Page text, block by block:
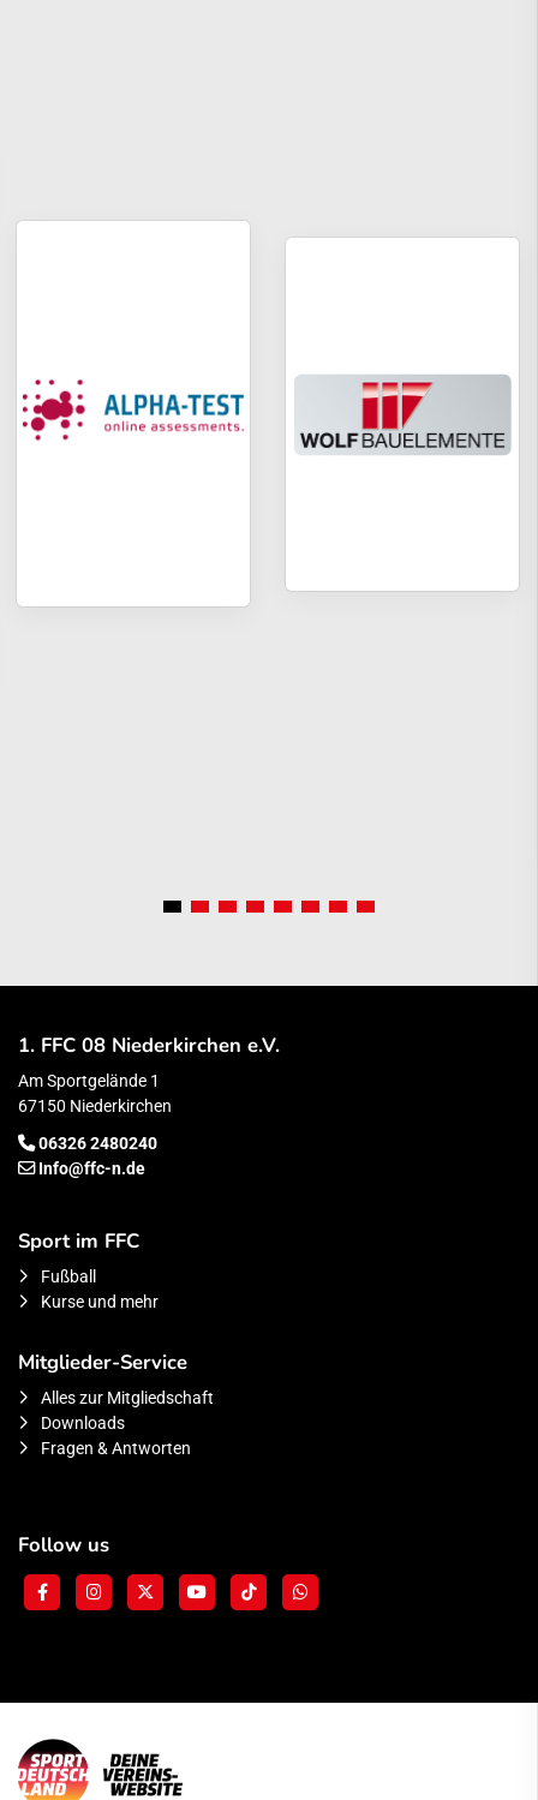
1. FFC 08 Niederkirchen e.V.
Am Sportgelände 1
67150 Niederkirchen
06326 2480240
Info@ffc-n.de
Sport im FFC
Fußball
Kurse und mehr
Mitglieder-Service
Alles zur Mitgliedschaft
Downloads
Fragen & Antworten
Follow us